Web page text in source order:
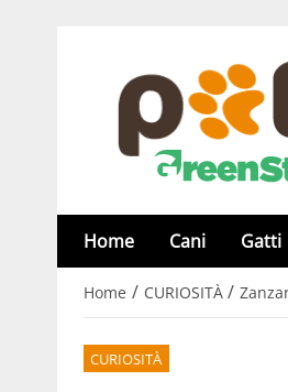
Home Cani Gatti
Home / CURIOSITÀ /
CURIOSITÀ